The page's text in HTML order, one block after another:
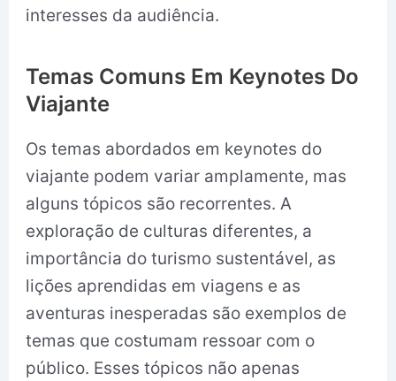
interesses da audiência.
Temas Comuns Em Keynotes Do
Viajante
Os temas abordados em keynotes do
viajante podem variar amplamente, mas
alguns tópicos são recorrentes. A
exploração de culturas diferentes, a
importância do turismo sustentável, as
lições aprendidas em viagens e as
aventuras inesperadas são exemplos de
temas que costumam ressoar com o
público. Esses tópicos não apenas